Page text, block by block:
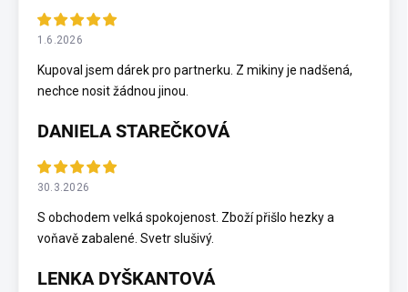
1.6.2026
Kupoval jsem dárek pro partnerku. Z mikiny je nadšená,
nechce nosit žádnou jinou.
DANIELA STAREČKOVÁ
30.3.2026
S obchodem velká spokojenost. Zboží přišlo hezky a
voňavě zabalené. Svetr slušivý.
LENKA DYŠKANTOVÁ